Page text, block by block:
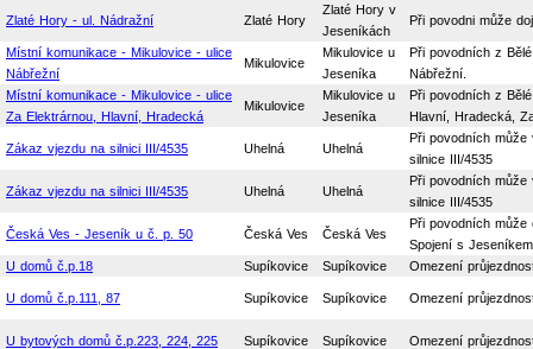
Zlaté Hory - ul. Nádražní Zlaté Hory
Zlaté Hory v
Jeseníkách
Při povodni může
Místní komunikace - Mikulovice - ulice
Nábřežní
Mikulovice
Mikulovice u
Jeseníka
Při povodních z
Nábřežní.
Místní komunikace - Mikulovice - ulice
Za Elektrárnou, Hlavní, Hradecká
Mikulovice
Mikulovice u
Jeseníka
Při povodních z
Hlavní, Hradecká,
Zákaz vjezdu na silnici III/4535 Uhelná Uhelná
Při povodních může
silnice III/4535
Zákaz vjezdu na silnici III/4535 Uhelná Uhelná
Při povodních
silnice III/4535
Česká Ves - Jeseník u č. p. 50 Česká Ves Česká Ves
Při povodních může
Spojení s
U domů č.p.18
Supíkovice Supíkovice Omezení
U domů č.p.111, 87 Supíkovice Supíkovice Omezení
U bytových domů č.p.223, 224, 225 Supíkovice Supíkovice Omezení